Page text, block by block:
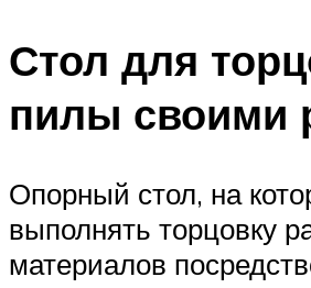
Стол для
пилы своими
Опорный стол, на
выполнять торцовку
материалов